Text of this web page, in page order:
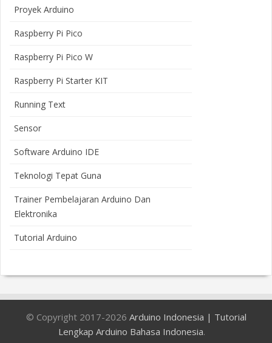
Proyek Arduino
Raspberry Pi Pico
Raspberry Pi Pico W
Raspberry Pi Starter KIT
Running Text
Sensor
Software Arduino IDE
Teknologi Tepat Guna
Trainer Pembelajaran Arduino Dan
Elektronika
Tutorial Arduino
© Copyright 2017-2026 Arduino Indonesia | Tutorial
Lengkap Arduino Bahasa Indonesia.